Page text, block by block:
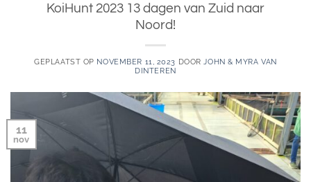
KoiHunt 2023 13 dagen van Zuid naar
Noord!
GEPLAATST OP NOVEMBER 11, 2023 DOOR JOHN & MYRA VAN
DINTEREN
11
nov